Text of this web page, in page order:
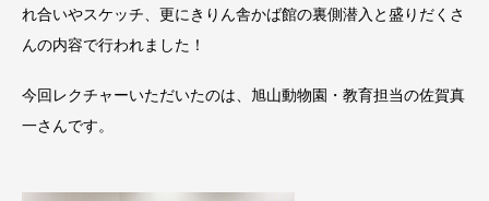
れ合いやスケッチ、更にきりん舎かば館の裏側潜入と盛りだくさ
んの内容で行われました！
今回レクチャーいただいたのは、旭山動物園・教育担当の佐賀真
一さんです。